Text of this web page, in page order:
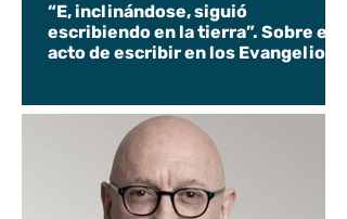
“E, inclinándose, siguió
escribiendo en la tierra”. Sobre el
acto de escribir en los Evangelios.